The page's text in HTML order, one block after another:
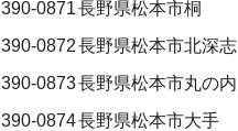
390-0871長野県松本市桐
390-0872長野県松本市北深志
390-0873長野県松本市丸の内
390-0874長野県松本市大手